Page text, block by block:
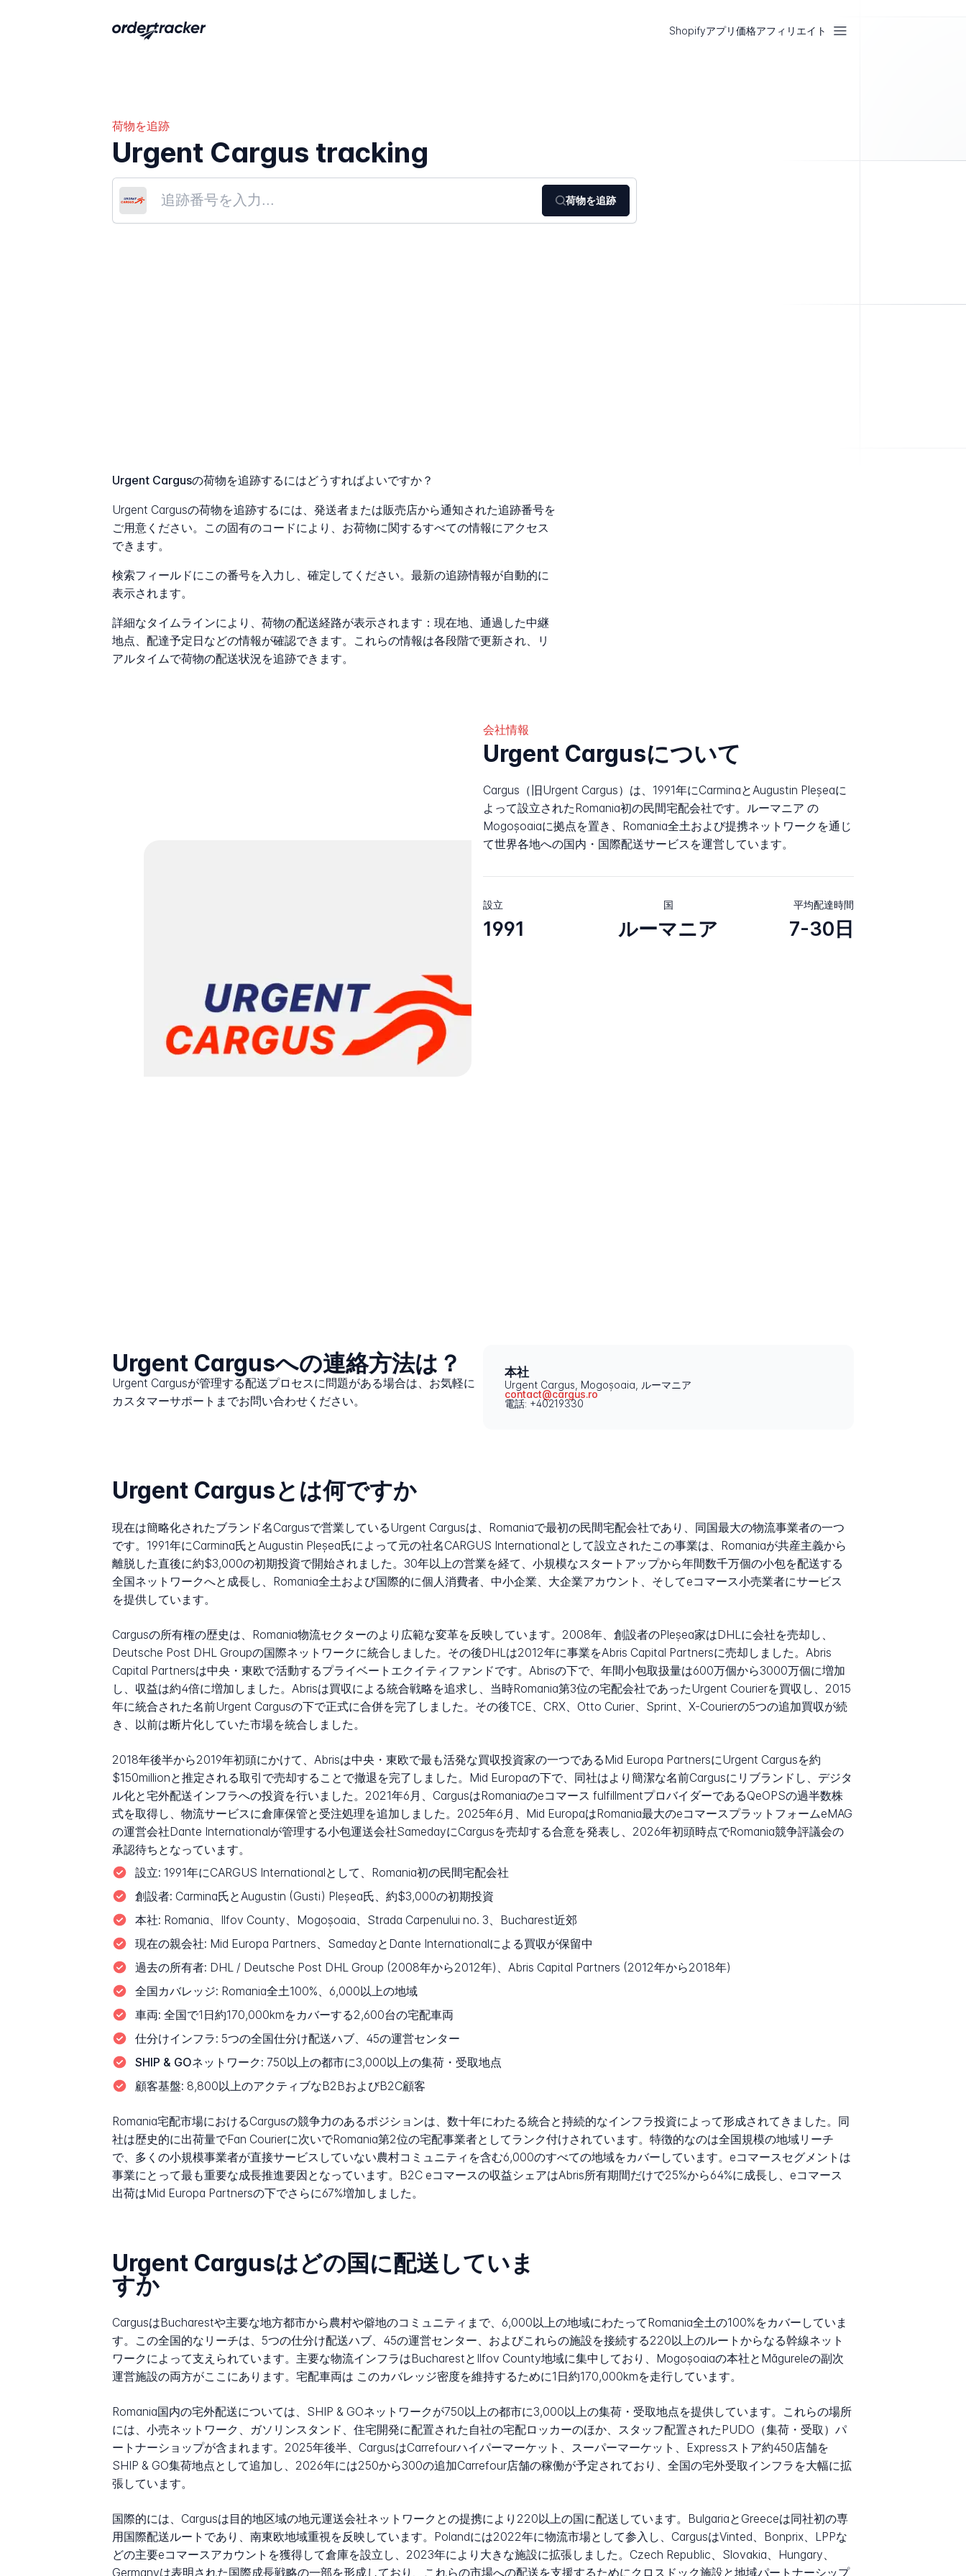
Shopifyアプリ価格アフィリエイト
荷物を追跡
Urgent Cargus tracking
荷物を追跡
Urgent Cargusの荷物を追跡するにはどうすればよいですか？
Urgent Cargusの荷物を追跡するには、発送者または販売店から通知された追跡番号を
ご用意ください。この固有のコードにより、お荷物に関するすべての情報にアクセス
できます。
検索フィールドにこの番号を入力し、確定してください。最新の追跡情報が自動的に
表示されます。
詳細なタイムラインにより、荷物の配送経路が表示されます：現在地、通過した中継
地点、配達予定日などの情報が確認できます。これらの情報は各段階で更新され、リ
アルタイムで荷物の配送状況を追跡できます。
会社情報
Urgent Cargusについて
Cargus（旧Urgent Cargus）は、1991年にCarminaとAugustin Pleșeaに
よって設立されたRomania初の民間宅配会社です。ルーマニア の
Mogoșoaiaに拠点を置き、Romania全土および提携ネットワークを通じ
て世界各地への国内・国際配送サービスを運営しています。
設立
1991
国
ルーマニア
平均配達時間
7-30日
Urgent Cargusへの連絡方法は？
Urgent Cargusが管理する配送プロセスに問題がある場合は、お気軽に
カスタマーサポートまでお問い合わせください。
本社
Urgent Cargus, Mogoșoaia, ルーマニア
contact@cargus.ro
電話: +40219330
Urgent Cargusとは何ですか
現在は簡略化されたブランド名Cargusで営業しているUrgent Cargusは、Romaniaで最初の民間宅配会社であり、同国最大の物流事業者の一つ
です。1991年にCarmina氏とAugustin Pleșea氏によって元の社名CARGUS Internationalとして設立されたこの事業は、Romaniaが共産主義から
離脱した直後に約$3,000の初期投資で開始されました。30年以上の営業を経て、小規模なスタートアップから年間数千万個の小包を配送する
全国ネットワークへと成長し、Romania全土および国際的に個人消費者、中小企業、大企業アカウント、そしてeコマース小売業者にサービス
を提供しています。
Cargusの所有権の歴史は、Romania物流セクターのより広範な変革を反映しています。2008年、創設者のPleșea家はDHLに会社を売却し、
Deutsche Post DHL Groupの国際ネットワークに統合しました。その後DHLは2012年に事業をAbris Capital Partnersに売却しました。Abris
Capital Partnersは中央・東欧で活動するプライベートエクイティファンドです。Abrisの下で、年間小包取扱量は600万個から3000万個に増加
し、収益は約4倍に増加しました。Abrisは買収による統合戦略を追求し、当時Romania第3位の宅配会社であったUrgent Courierを買収し、2015
年に統合された名前Urgent Cargusの下で正式に合併を完了しました。その後TCE、CRX、Otto Curier、Sprint、X-Courierの5つの追加買収が続
き、以前は断片化していた市場を統合しました。
2018年後半から2019年初頭にかけて、Abrisは中央・東欧で最も活発な買収投資家の一つであるMid Europa PartnersにUrgent Cargusを約
$150millionと推定される取引で売却することで撤退を完了しました。Mid Europaの下で、同社はより簡潔な名前Cargusにリブランドし、デジタ
ル化と宅外配送インフラへの投資を行いました。2021年6月、CargusはRomaniaのeコマース fulfillmentプロバイダーであるQeOPSの過半数株
式を取得し、物流サービスに倉庫保管と受注処理を追加しました。2025年6月、Mid EuropaはRomania最大のeコマースプラットフォームeMAG
の運営会社Dante Internationalが管理する小包運送会社SamedayにCargusを売却する合意を発表し、2026年初頭時点でRomania競争評議会の
承認待ちとなっています。
設立: 1991年にCARGUS Internationalとして、Romania初の民間宅配会社
創設者: Carmina氏とAugustin (Gusti) Pleșea氏、約$3,000の初期投資
本社: Romania、Ilfov County、Mogoșoaia、Strada Carpenului no. 3、Bucharest近郊
現在の親会社: Mid Europa Partners、SamedayとDante Internationalによる買収が保留中
過去の所有者: DHL / Deutsche Post DHL Group (2008年から2012年)、Abris Capital Partners (2012年から2018年)
全国カバレッジ: Romania全土100%、6,000以上の地域
車両: 全国で1日約170,000kmをカバーする2,600台の宅配車両
仕分けインフラ: 5つの全国仕分け配送ハブ、45の運営センター
SHIP & GOネットワーク: 750以上の都市に3,000以上の集荷・受取地点
顧客基盤: 8,800以上のアクティブなB2BおよびB2C顧客
Romania宅配市場におけるCargusの競争力のあるポジションは、数十年にわたる統合と持続的なインフラ投資によって形成されてきました。同
社は歴史的に出荷量でFan Courierに次いでRomania第2位の宅配事業者としてランク付けされています。特徴的なのは全国規模の地域リーチ
で、多くの小規模事業者が直接サービスしていない農村コミュニティを含む6,000のすべての地域をカバーしています。eコマースセグメントは
事業にとって最も重要な成長推進要因となっています。B2C eコマースの収益シェアはAbris所有期間だけで25%から64%に成長し、eコマース
出荷はMid Europa Partnersの下でさらに67%増加しました。
Urgent Cargusはどの国に配送していま
すか
CargusはBucharestや主要な地方都市から農村や僻地のコミュニティまで、6,000以上の地域にわたってRomania全土の100%をカバーしていま
す。この全国的なリーチは、5つの仕分け配送ハブ、45の運営センター、およびこれらの施設を接続する220以上のルートからなる幹線ネット
ワークによって支えられています。主要な物流インフラはBucharestとIlfov County地域に集中しており、Mogoșoaiaの本社とMăgureleの副次
運営施設の両方がここにあります。宅配車両は このカバレッジ密度を維持するために1日約170,000kmを走行しています。
Romania国内の宅外配送については、SHIP & GOネットワークが750以上の都市に3,000以上の集荷・受取地点を提供しています。これらの場所
には、小売ネットワーク、ガソリンスタンド、住宅開発に配置された自社の宅配ロッカーのほか、スタッフ配置されたPUDO（集荷・受取）パ
ートナーショップが含まれます。2025年後半、CargusはCarrefourハイパーマーケット、スーパーマーケット、Expressストア約450店舗を
SHIP & GO集荷地点として追加し、2026年には250から300の追加Carrefour店舗の稼働が予定されており、全国の宅外受取インフラを大幅に拡
張しています。
国際的には、Cargusは目的地区域の地元運送会社ネットワークとの提携により220以上の国に配送しています。BulgariaとGreeceは同社初の専
用国際配送ルートであり、南東欧地域重視を反映しています。Polandには2022年に物流市場として参入し、CargusはVinted、Bonprix、LPPな
どの主要eコマースアカウントを獲得して倉庫を設立し、2023年により大きな施設に拡張しました。Czech Republic、Slovakia、Hungary、
Germanyは表明された国際成長戦略の一部を形成しており、これらの市場への配送を支援するためにクロスドック施設と地域パートナーシップ